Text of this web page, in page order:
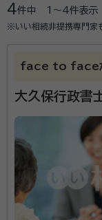
鶴羽駅 丹生駅
4件中 1〜4件表示
※いい相続非提携専門家も
face to faceが
大久保行政書